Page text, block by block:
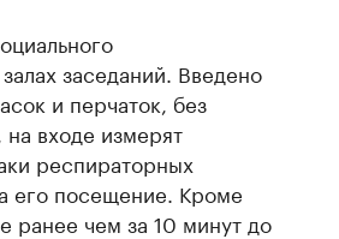
заседаний. Введено
и перчаток, без
на входе измерят
респираторных
его посещение. Кроме
ранее чем за 10 минут до